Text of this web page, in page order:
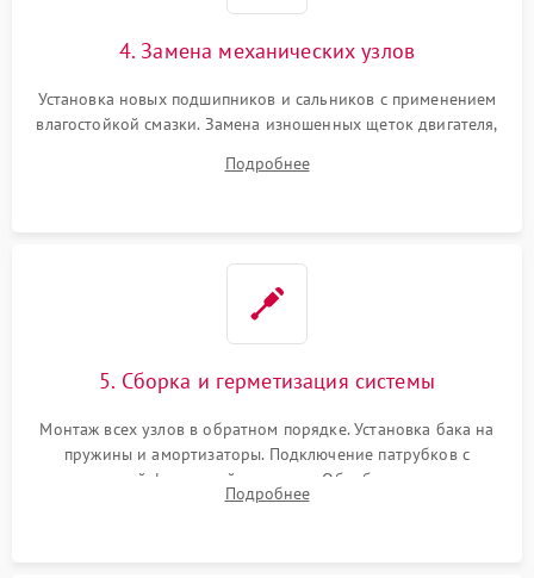
4. Замена механических узлов
Установка новых подшипников и сальников с применением
влагостойкой смазки. Замена изношенных щеток двигателя,
или поврежденной резиновой манжеты.
Подробнее
5. Сборка и герметизация системы
Монтаж всех узлов в обратном порядке. Установка бака на
пружины и амортизаторы. Подключение патрубков с
надежной фиксацией хомутами. Обработка стыков
герметиком для предотвращения возможных протечек воды.
Подробнее